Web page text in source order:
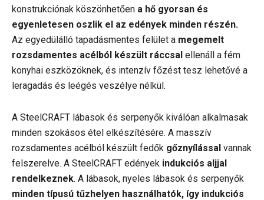
konstrukciónak köszönhetően a hő gyorsan és
egyenletesen oszlik el az edények minden részén.
Az egyedülálló tapadásmentes felület a megemelt
rozsdamentes acélból készült ráccsal ellenáll a fém
konyhai eszközöknek, és intenzív főzést tesz lehetővé a
leragadás és leégés veszélye nélkül.
A SteelCRAFT lábasok és serpenyők kiválóan alkalmasak
minden szokásos étel elkészítésére. A masszív
rozsdamentes acélból készült fedők gőznyílással vannak
felszerelve. A SteelCRAFT edények indukciós aljjal
rendelkeznek. A lábasok, nyeles lábasok és serpenyők
minden típusú tűzhelyen használhatók, így indukciós